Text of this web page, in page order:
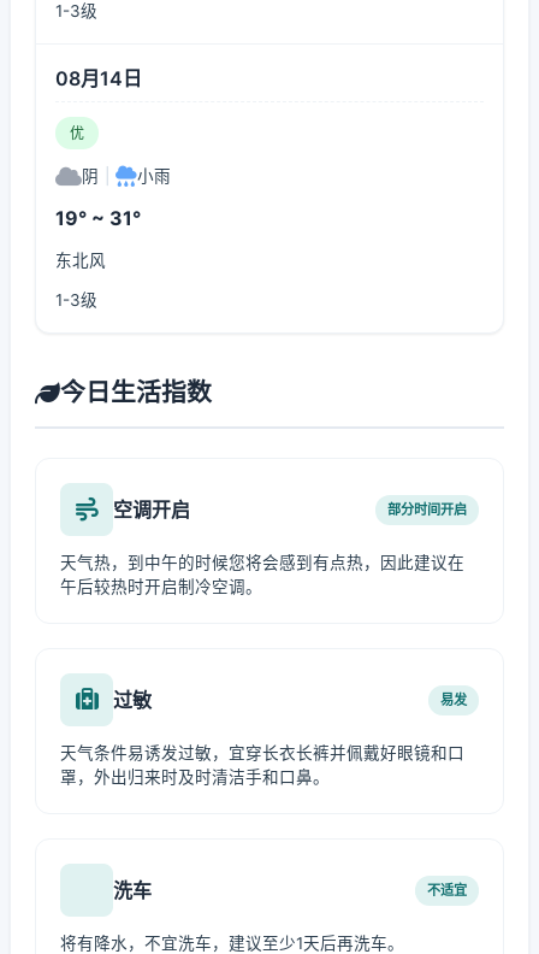
1-3级
08月14日
优
阴 小雨
19° ~ 31°
东北风
1-3级
今日生活指数
空调开启 部分时间开启
天气热，到中午的时候您将会感到有点热，因此建议在
午后较热时开启制冷空调。
过敏 易发
天气条件易诱发过敏，宜穿长衣长裤并佩戴好眼镜和口
罩，外出归来时及时清洁手和口鼻。
洗车 不适宜
将有降水，不宜洗车，建议至少1天后再洗车。